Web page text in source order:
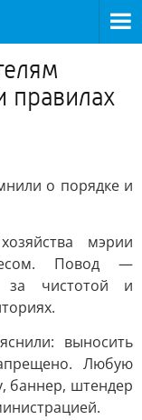
правилах
о порядке и
мэрии
Повод —
за чистотой и
выносить
Любую
баннер, штендер